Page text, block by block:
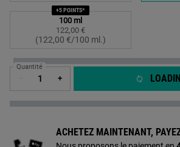
Sélectionné
100 ml
122,00 €
(122,00 €/100 ml.)
+5 POINTS*
, 3 of 3
Quantité
+
ACHETEZ MAINTENANT,